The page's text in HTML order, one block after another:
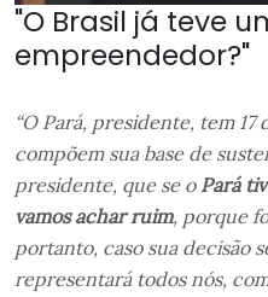
"O Brasil já teve
empreendedor?"
“O Pará, presidente, tem 17
compõem sua base de
presidente, que se o Pará
vamos achar ruim, porque
portanto, caso sua decisão
representará todos nós,